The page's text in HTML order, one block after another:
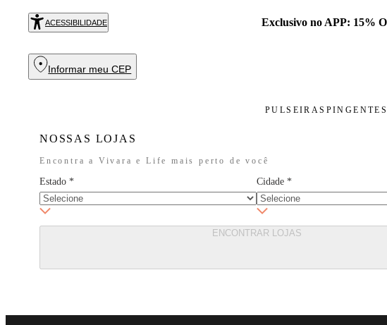
ACESSIBILIDADE Exclusivo no APP: 15%
Informar meu CEP
PULSEIRAS
NOSSAS LOJAS
Encontra a Vivara e Life mais perto de você
Estado * Cidade *
ENCONTRAR LOJAS